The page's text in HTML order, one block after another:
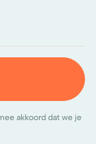
akkoord dat we je